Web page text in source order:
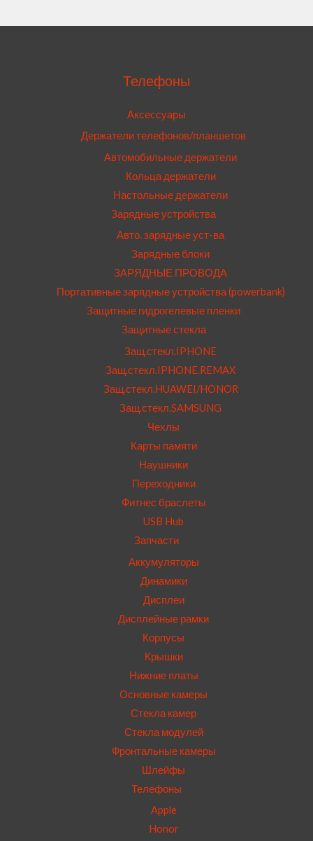
Телефоны
Аксессуары
Держатели телефонов/планшетов
Автомобильные держатели
Кольца держатели
Настольные держатели
Зарядные устройства
Авто. зарядные уст-ва
Зарядные блоки
ЗАРЯДНЫЕ ПРОВОДА
Портативные зарядные устройства (powerbank)
Защитные гидрогелевые пленки
Защитные стекла
Защ.стекл.IPHONE
Защ.стекл.IPHONE.REMAX
Защ.стекл.HUAWEI/HONOR
Защ.стекл.SAMSUNG
Чехлы
Карты памяти
Наушники
Переходники
Фитнес браслеты
USB Hub
Запчасти
Аккумуляторы
Динамики
Дисплеи
Дисплейные рамки
Корпусы
Крышки
Нижние платы
Основные камеры
Стекла камер
Стекла модулей
Фронтальные камеры
Шлейфы
Телефоны
Apple
Honor